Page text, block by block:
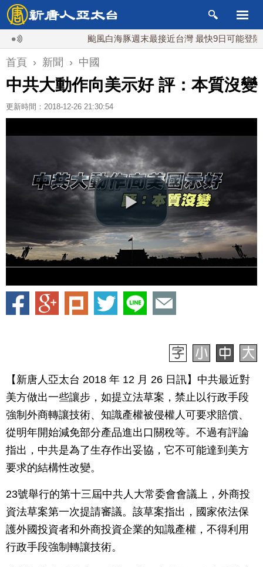
颱風白海豚週末最接近台灣 最快9日可能登陸中國
首頁 › 新聞 › 中國
中共大動作向美示好 評：本質沒變
更新時間：2018-12-26 21:30:54
【新唐人亞太台 2018 年 12 月 26 日訊】中共最近對
美方做出一些讓步，如提立法草案，禁止以行政手段
強制外商轉讓技術、知識產權被侵權人可要求賠償、
從明年開始減免部分產品進出口關稅等。不過有評論
指出，中共是為了生存作出妥協，它不可能達到美方
要求的結構性改變。
23號舉行的第十三屆中共人大常委會會議上，外商投
資法草案第一次提請審議。該草案指出，國家依法保
護外國投資者和外商投資企業的知識產權，不得利用
行政手段強制轉讓技術。